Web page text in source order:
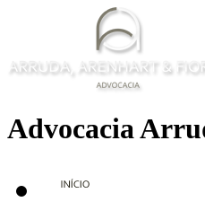
Advocacia